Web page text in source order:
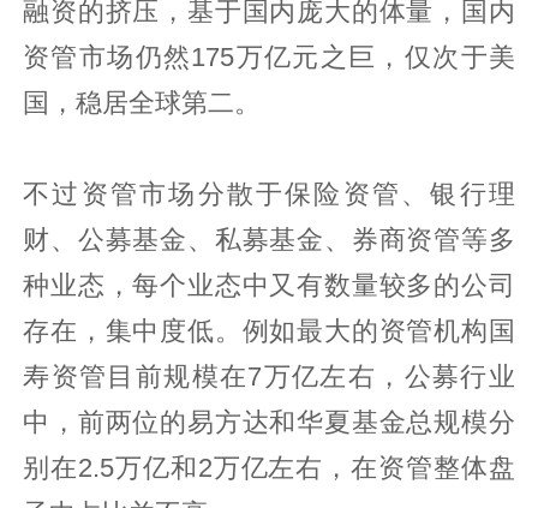
融资的挤压，基于国内庞大的体量，国内
资管市场仍然175万亿元之巨，仅次于美
国，稳居全球第二。
不过资管市场分散于保险资管、银行理
财、公募基金、私募基金、券商资管等多
种业态，每个业态中又有数量较多的公司
存在，集中度低。例如最大的资管机构国
寿资管目前规模在7万亿左右，公募行业
中，前两位的易方达和华夏基金总规模分
别在2.5万亿和2万亿左右，在资管整体盘